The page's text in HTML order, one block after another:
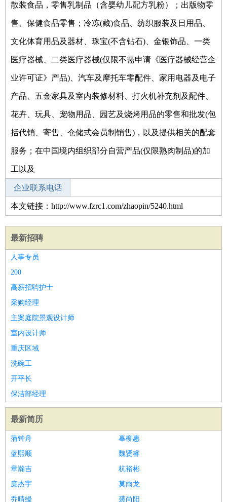
散装食品，零售乳制品（含婴幼儿配方乳粉）；出版物零
售、保健食品零售；冷冻(藏)食品、纺织服装及日用品、
文化体育用品及器材、珠宝(不含钻石)、金银饰品、一类
医疗器械、二类医疗器械(仅限不需申请《医疗器械经营企
业许可证》产品)、汽车及摩托车零配件、家用电器及电子
产品、五金家具及室内装修材料、打火机补充剂及配件、
花卉、玩具、宠物用品、园艺及烧烤用品的零售和批发(包
括代销、寄售、仓储式会员制销售)，以及提供相关的配套
服务；在中国境内组织部分自营产品(仅限熟肉制品)的加
工以及
企业联系电话
本文链接：http://www.fzrc1.com/zhaopin/5240.html
最新招聘
人事专员
200
高薪招聘护士
采购经理
主案庭院景观设计师
室内设计师
重庆区域
洗碗工
开平长
保洁部经理
最新简历
蒲钟舟
辜柳惠
蓝熙顺
魏贤睿
章瀚吉
杭裕彬
庞杰宇
莫雨龙
乔晴缦
裘尚阳